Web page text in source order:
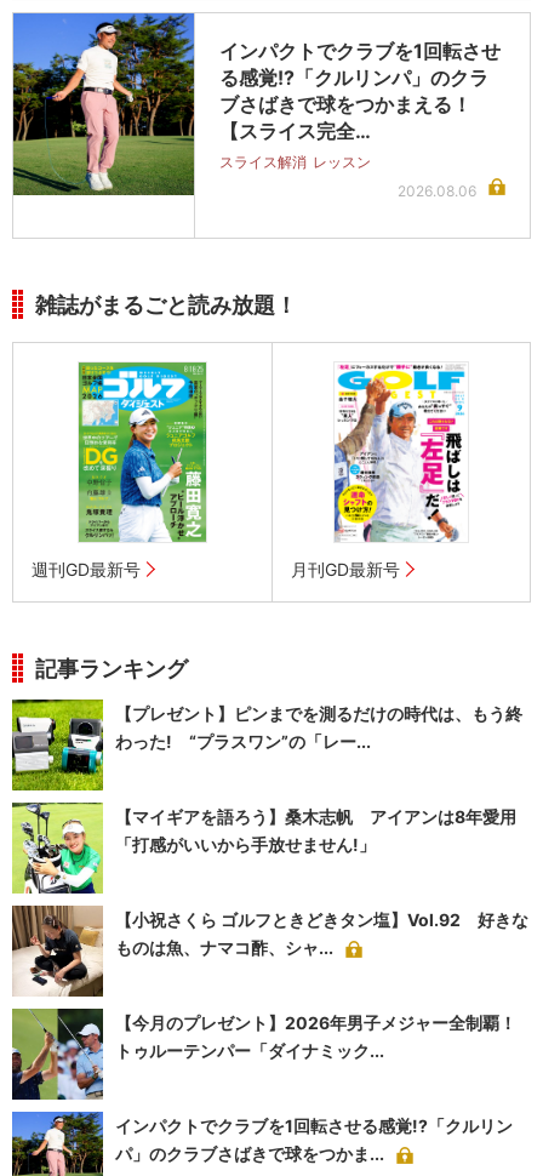
インパクトでクラブを1回転させ
る感覚!?「クルリンパ」のクラ
ブさばきで球をつかまえる！
【スライス完全…
スライス解消 レッスン
2026.08.06
雑誌がまるごと読み放題！
週刊GD最新号 月刊GD最新号
記事ランキング
【プレゼント】ピンまでを測るだけの時代は、もう終
わった! “プラスワン”の「レー...
【マイギアを語ろう】桑木志帆 アイアンは8年愛用
「打感がいいから手放せません!」
【小祝さくら ゴルフときどきタン塩】Vol.92 好きな
ものは魚、ナマコ酢、シャ...
【今月のプレゼント】2026年男子メジャー全制覇！
トゥルーテンパー「ダイナミック...
インパクトでクラブを1回転させる感覚!?「クルリン
パ」のクラブさばきで球をつかま...